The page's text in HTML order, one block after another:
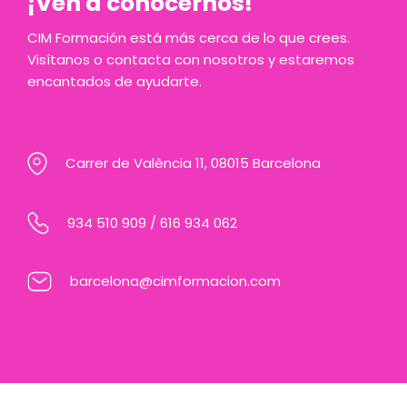
CIM Formación está más cerca de lo que crees.
Visítanos o contacta con nosotros y estaremos
encantados de ayudarte.
Carrer de València 11, 08015 Barcelona
934 510 909 / 616 934 062
barcelona@cimformacion.com